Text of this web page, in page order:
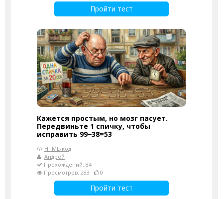
Пройти тест
Кажется простым, но мозг пасует.
Передвиньте 1 спичку, чтобы
исправить 99−38=53
HTML-код
Андрей
Прохождений: 84
Просмотров: 283
0
Пройти тест